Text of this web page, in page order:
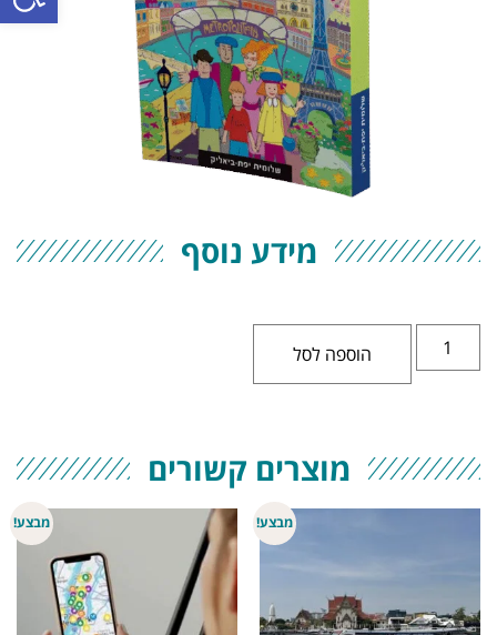
מידע נוסף
הוספה לסל
מוצרים קשורים
מבצע! מבצע!